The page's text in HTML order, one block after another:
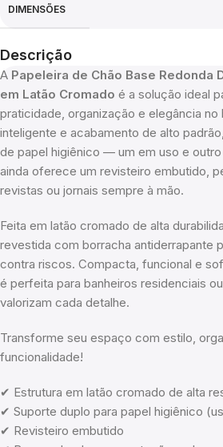
DIMENSÕES
Descrição
A Papeleira de Chão Base Redonda
em Latão Cromado é a solução ideal
praticidade, organização e elegância no
inteligente e acabamento de alto
de papel higiênico — um em uso e
ainda oferece um revisteiro embutido,
revistas ou jornais sempre à mão.
Feita em latão cromado de alta
revestida com borracha antiderrapante
contra riscos. Compacta, funcional e
é perfeita para banheiros residenciais
valorizam cada detalhe.
Transforme seu espaço com estilo,
funcionalidade!
✔ Estrutura em latão cromado de alta
✔ Suporte duplo para papel higiênico
✔ Revisteiro embutido